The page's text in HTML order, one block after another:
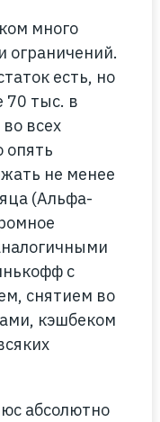
много
ограничений.
есть, но
70 тыс. в
всех
опять
не менее
(Альфа-
с
снятием во
кэшбеком
абсолютно